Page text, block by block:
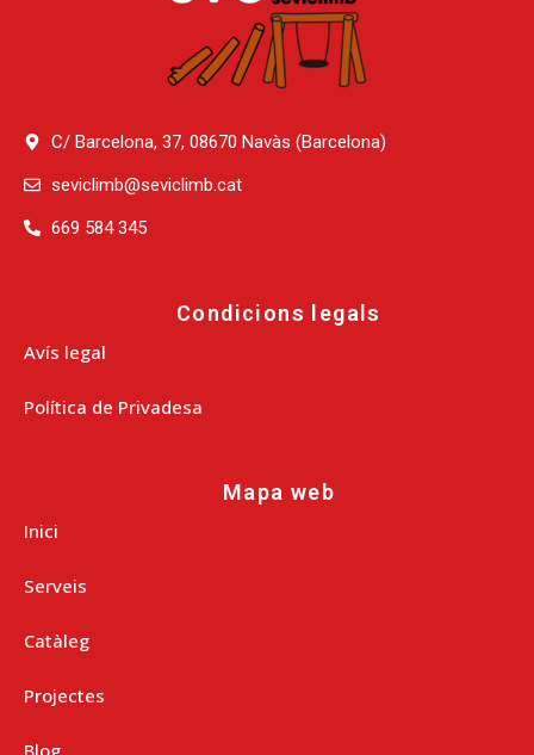
C/ Barcelona, 37, 08670 Navàs (Barcelona)
seviclimb@seviclimb.cat
669 584 345
Condicions legals
Avís legal
Política de Privadesa
Mapa web
Inici
Serveis
Catàleg
Projectes